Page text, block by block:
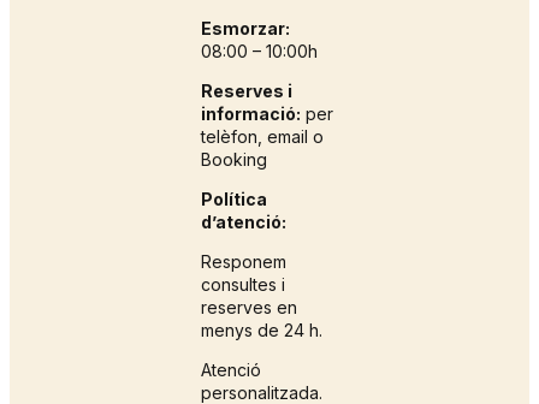
Esmorzar:
08:00 – 10:00h
Reserves i
informació: per
telèfon, email o
Booking
Política
d’atenció:
Responem
consultes i
reserves en
menys de 24 h.
Atenció
personalitzada.